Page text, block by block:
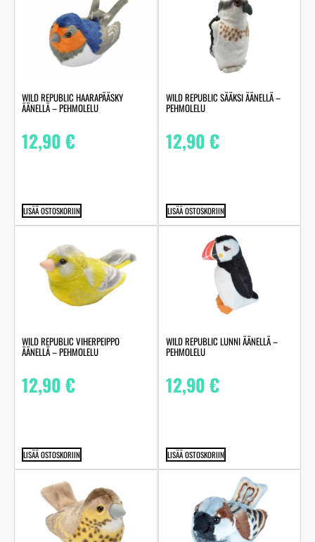
WILD REPUBLIC HAARAPÄÄSKY
ÄÄNELLÄ – PEHMOLELU
12,90€
LISÄÄ OSTOSKORIIN
WILD REPUBLIC SÄÄKSI ÄÄNELLÄ –
PEHMOLELU
12,90€
LISÄÄ OSTOSKORIIN
WILD REPUBLIC VIHERPEIPPO
ÄÄNELLÄ – PEHMOLELU
12,90€
LISÄÄ OSTOSKORIIN
WILD REPUBLIC LUNNI ÄÄNELLÄ –
PEHMOLELU
12,90€
LISÄÄ OSTOSKORIIN